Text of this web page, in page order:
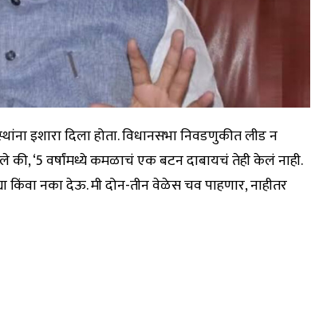
इशारा दिला होता. विधानसभा निवडणुकीत लीड न
की, ‘5 वर्षांमध्ये कमळाचं एक बटन दाबायचं तेही केलं नाही.
किंवा नका देऊ. मी दोन-तीन वेळेस चव पाहणार, नाहीतर